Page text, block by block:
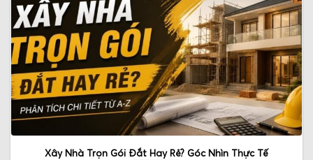
Xây Nhà Trọn Gói Đắt Hay Rẻ? Góc Nhìn Thực Tế